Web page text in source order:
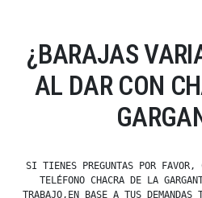
¿BARAJAS
AL DAR CON
SI TIENES PREGUNTAS POR FAVOR,
TELÉFONO CHACRA DE LA
TRABAJO,EN BASE A TUS DEMANDAS